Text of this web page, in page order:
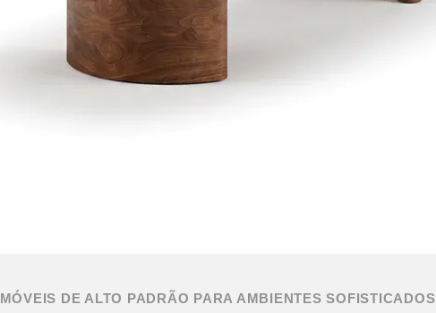
MÓVEIS DE ALTO PADRÃO PARA AMBIENTES SOFISTICADOS